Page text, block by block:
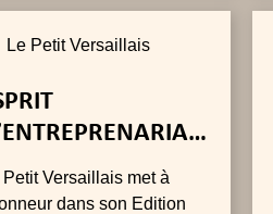
Le Petit Versaillais
PÉPINIÈRE
Petit Versaillais met à
dans son Edition